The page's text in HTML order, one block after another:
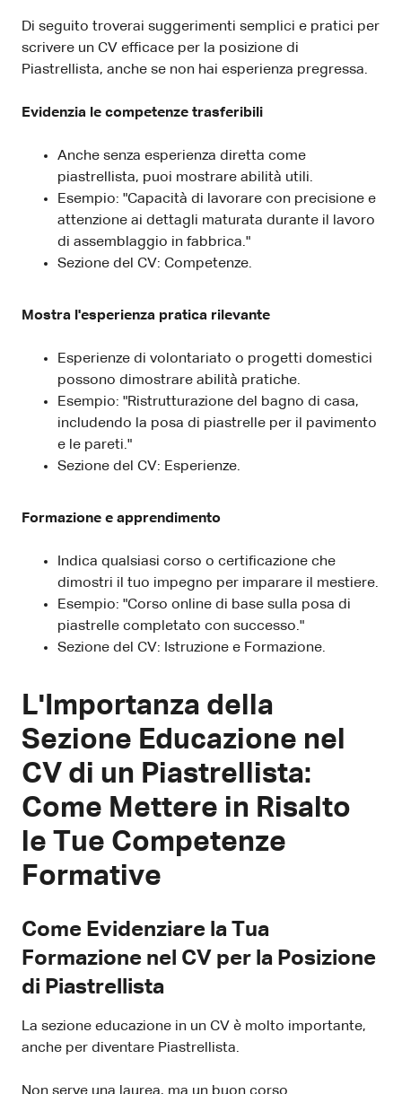
Di seguito troverai suggerimenti semplici e pratici per
scrivere un CV efficace per la posizione di
Piastrellista, anche se non hai esperienza pregressa.
Evidenzia le competenze trasferibili
Anche senza esperienza diretta come
piastrellista, puoi mostrare abilità utili.
Esempio: "Capacità di lavorare con precisione e
attenzione ai dettagli maturata durante il lavoro
di assemblaggio in fabbrica."
Sezione del CV: Competenze.
Mostra l'esperienza pratica rilevante
Esperienze di volontariato o progetti domestici
possono dimostrare abilità pratiche.
Esempio: "Ristrutturazione del bagno di casa,
includendo la posa di piastrelle per il pavimento
e le pareti."
Sezione del CV: Esperienze.
Formazione e apprendimento
Indica qualsiasi corso o certificazione che
dimostri il tuo impegno per imparare il mestiere.
Esempio: "Corso online di base sulla posa di
piastrelle completato con successo."
Sezione del CV: Istruzione e Formazione.
L'Importanza della
Sezione Educazione nel
CV di un Piastrellista:
Come Mettere in Risalto
le Tue Competenze
Formative
Come Evidenziare la Tua
Formazione nel CV per la Posizione
di Piastrellista
La sezione educazione in un CV è molto importante,
anche per diventare Piastrellista.